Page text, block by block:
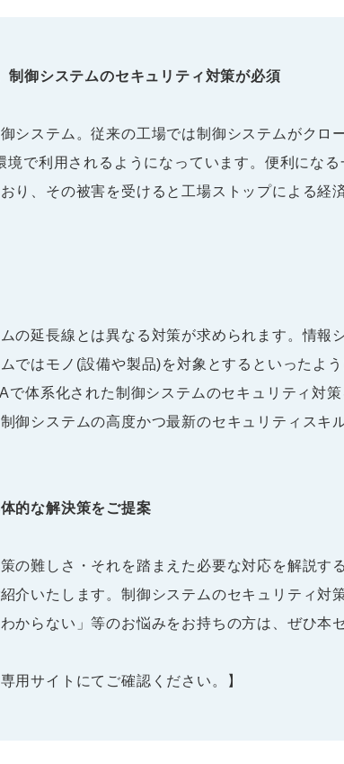
制御システムのセキュリティ対策が必須
システム。従来の工場では制御システムがクロ
で利用されるようになっています。便利にな
り、その被害を受けると工場ストップによる経
の延長線とは異なる対策が求められます。情報
ではモノ(設備や製品)を対象とするといったよ
体系化された制御システムのセキュリティ対
御システムの高度かつ最新のセキュリティスキ
的な解決策をご提案
の難しさ・それを踏まえた必要な対応を解説す
介いたします。制御システムのセキュリティ対
からない」等のお悩みをお持ちの方は、ぜひ本
用サイトにてご確認ください。】